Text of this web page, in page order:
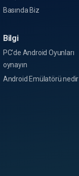
Basında Biz
Bilgi
PC’de Android Oyunları
oynayın
Android Emülatörü nedir